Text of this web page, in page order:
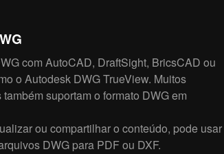
com AutoCAD, DraftSight, BricsCAD ou
o Autodesk DWG TrueView. Muitos
suportam o formato DWG em
ou compartilhar o conteúdo, pode usar
DWG para PDF ou DXF.